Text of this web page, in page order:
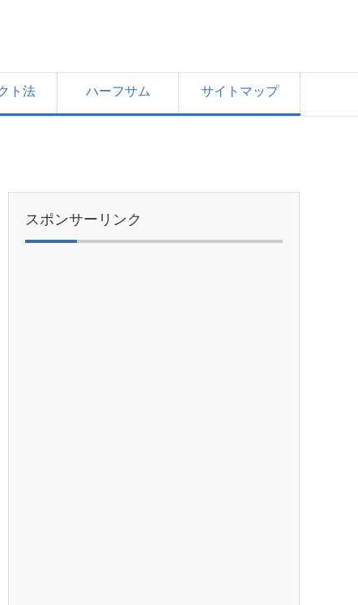
ト法 ハーフサム サイトマップ
スポンサーリンク